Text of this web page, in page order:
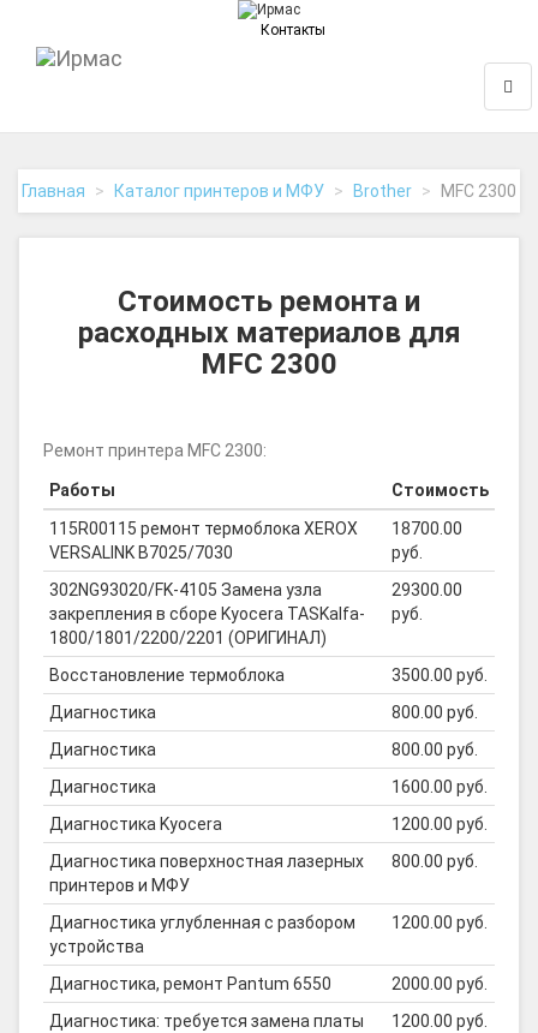
Контакты
Главная Каталог принтеров и МФУ Brother MFC 2300
Стоимость ремонта и
расходных материалов для
MFC 2300
Ремонт принтера MFC 2300:
Работы
Стоимость
115R00115 ремонт термоблока XEROX
VERSALINK B7025/7030
18700.00
руб.
302NG93020/FK-4105 Замена узла
закрепления в сборе Kyocera TASKalfa-
1800/1801/2200/2201 (ОРИГИНАЛ)
29300.00
руб.
Восстановление термоблока
3500.00 руб.
Диагностика
800.00 руб.
Диагностика
800.00 руб.
Диагностика
1600.00 руб.
Диагностика Kyocera
1200.00 руб.
Диагностика поверхностная лазерных
принтеров и МФУ
800.00 руб.
Диагностика углубленная с разбором
устройства
1200.00 руб.
Диагностика, ремонт Pantum 6550
2000.00 руб.
Диагностика: требуется замена платы
1200.00 руб.